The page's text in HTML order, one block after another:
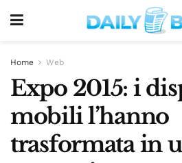
Home Web
Expo 2015: i
mobili l’hanno
trasformata in